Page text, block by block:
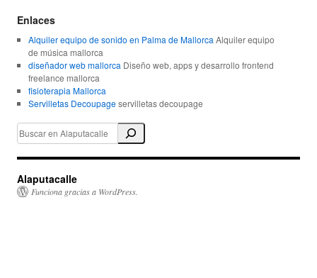
Enlaces
Alquiler equipo de sonido en Palma de Mallorca Alquiler equipo
de música mallorca
diseñador web mallorca Diseño web, apps y desarrollo frontend
freelance mallorca
fisioterapia Mallorca
Servilletas Decoupageservilletas decoupage
Alaputacalle
Funciona gracias a WordPress.